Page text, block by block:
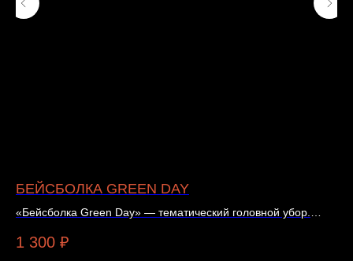
БЕЙСБОЛКА GREEN DAY
«Бейсболка Green Day» — тематический головной убор.
1 300 ₽